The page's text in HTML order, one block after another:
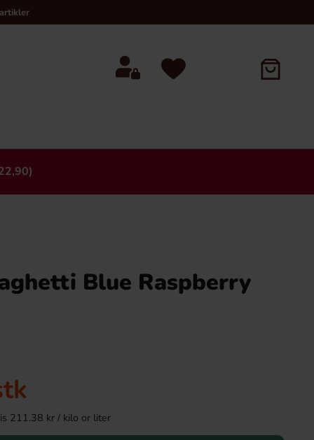
Blue Raspberry
211.38 kr / kilo or liter